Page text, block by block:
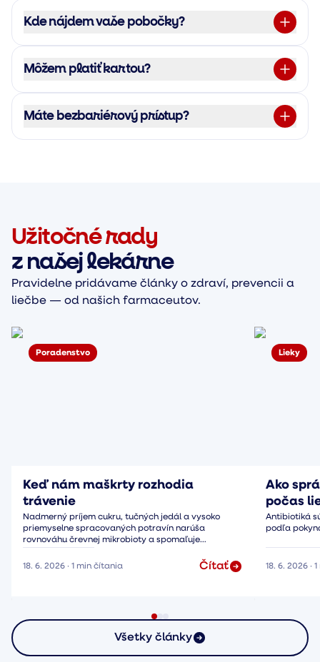
Kde nájdem vaše pobočky?
Môžem platiť kartou?
Máte bezbariérový prístup?
Užitočné rady
z našej lekárne
Pravidelne pridávame články o zdraví, prevencii a
liečbe — od našich farmaceutov.
Poradenstvo
Keď nám maškrty rozhodia
trávenie
Nadmerný príjem cukru, tučných jedál a vysoko
priemyselne spracovaných potravín narúša
rovnováhu črevnej mikrobioty a spomaľuje
18. 6. 2026 · 1 min čítania Čítať
Lieky
Ako
počas
Antibiotiká
podľa
18. 6. 2026 · 1
Všetky články